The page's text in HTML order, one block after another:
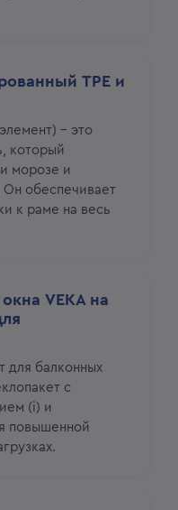
ТРЕ и
– это
который
морозе и
Он обеспечивает
к раме на весь
VEKA на
для балконных
с
(i) и
повышенной